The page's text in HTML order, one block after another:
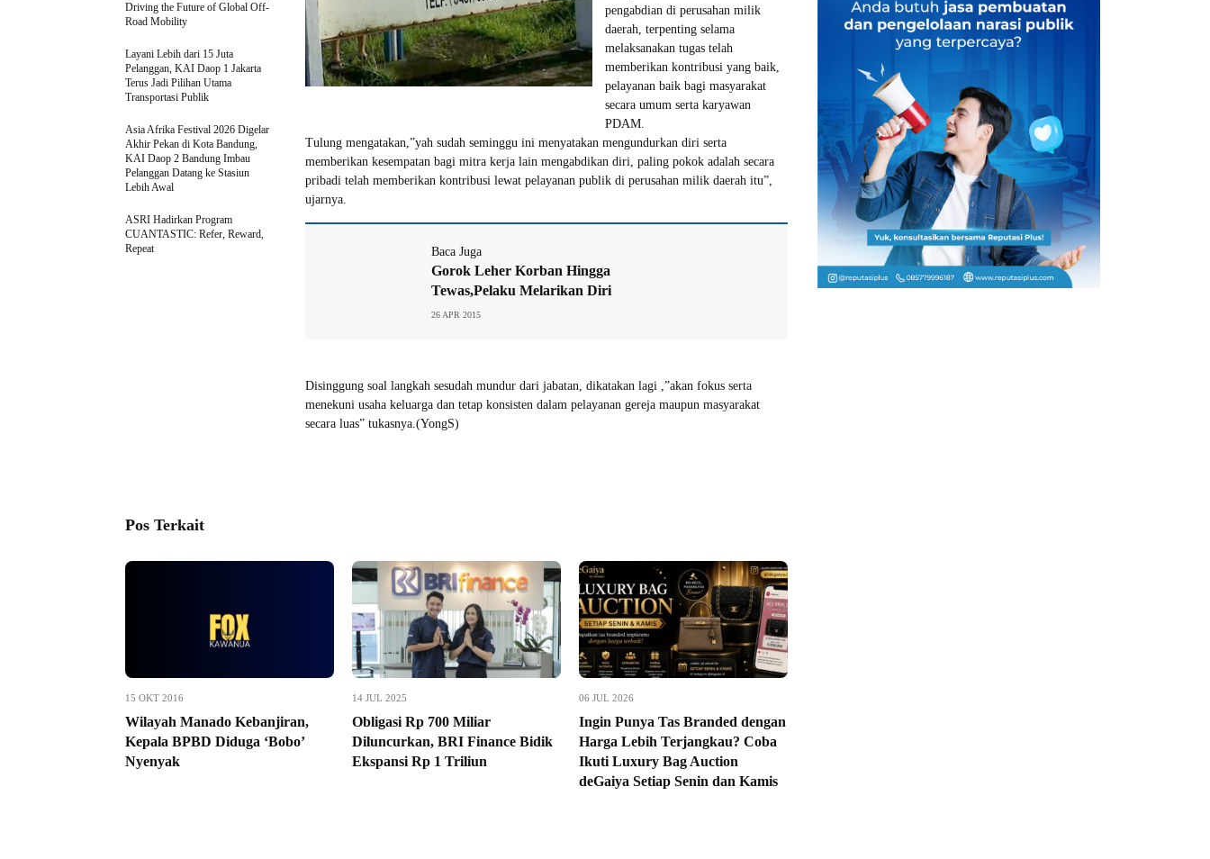
pengabdian di perusahan milik
daerah, terpenting selama
melaksanakan tugas telah
memberikan kontribusi yang baik,
pelayanan baik bagi masyarakat
secara umum serta karyawan
PDAM.
Tulung mengatakan,”yah sudah seminggu ini menyatakan mengundurkan diri serta
memberikan kesempatan bagi mitra kerja lain mengabdikan diri, paling pokok adalah secara
pribadi telah memberikan kontribusi lewat pelayanan publik di perusahan milik daerah itu”,
ujarnya.
Baca Juga
Gorok Leher Korban Hingga
Tewas,Pelaku Melarikan Diri
26 APR 2015
Disinggung soal langkah sesudah mundur dari jabatan, dikatakan lagi ,”akan fokus serta
menekuni usaha keluarga dan tetap konsisten dalam pelayanan gereja maupun masyarakat
secara luas” tukasnya.(YongS)
Driving the Future of Global Off-
Road Mobility
Layani Lebih dari 15 Juta
Pelanggan, KAI Daop 1 Jakarta
Terus Jadi Pilihan Utama
Transportasi Publik
Asia Afrika Festival 2026 Digelar
Akhir Pekan di Kota Bandung,
KAI Daop 2 Bandung Imbau
Pelanggan Datang ke Stasiun
Lebih Awal
ASRI Hadirkan Program
CUANTASTIC: Refer, Reward,
Repeat
Pos Terkait
15 OKT 2016
Wilayah Manado Kebanjiran,
Kepala BPBD Diduga ‘Bobo’
Nyenyak
14 JUL 2025
Obligasi Rp 700 Miliar
Diluncurkan, BRI Finance Bidik
Ekspansi Rp 1 Triliun
06 JUL 2026
Ingin Punya Tas Branded dengan
Harga Lebih Terjangkau? Coba
Ikuti Luxury Bag Auction
deGaiya Setiap Senin dan Kamis